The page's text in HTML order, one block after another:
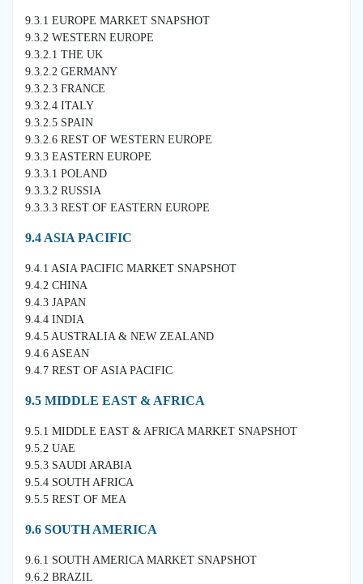
9.3.1 EUROPE MARKET SNAPSHOT
9.3.2 WESTERN EUROPE
9.3.2.1 THE UK
9.3.2.2 GERMANY
9.3.2.3 FRANCE
9.3.2.4 ITALY
9.3.2.5 SPAIN
9.3.2.6 REST OF WESTERN EUROPE
9.3.3 EASTERN EUROPE
9.3.3.1 POLAND
9.3.3.2 RUSSIA
9.3.3.3 REST OF EASTERN EUROPE
9.4 ASIA PACIFIC
9.4.1 ASIA PACIFIC MARKET SNAPSHOT
9.4.2 CHINA
9.4.3 JAPAN
9.4.4 INDIA
9.4.5 AUSTRALIA & NEW ZEALAND
9.4.6 ASEAN
9.4.7 REST OF ASIA PACIFIC
9.5 MIDDLE EAST & AFRICA
9.5.1 MIDDLE EAST & AFRICA MARKET SNAPSHOT
9.5.2 UAE
9.5.3 SAUDI ARABIA
9.5.4 SOUTH AFRICA
9.5.5 REST OF MEA
9.6 SOUTH AMERICA
9.6.1 SOUTH AMERICA MARKET SNAPSHOT
9.6.2 BRAZIL